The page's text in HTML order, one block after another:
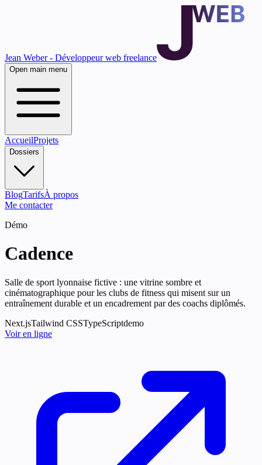
Jean Weber - Développeur web freelance
Open main menu
AccueilProjets
Dossiers
BlogTarifsÀ propos
Me contacter
Démo
Cadence
Salle de sport lyonnaise fictive : une vitrine sombre et
cinématographique pour les clubs de fitness qui misent sur un
entraînement durable et un encadrement par des coachs diplômés.
Next.jsTailwind CSSTypeScriptdemo
Voir en ligne